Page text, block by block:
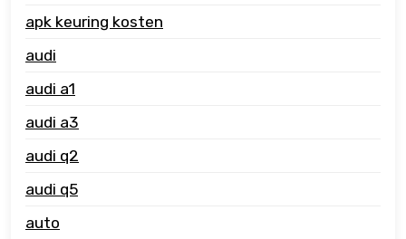
apk keuring kosten
audi
audi a1
audi a3
audi q2
audi q5
auto